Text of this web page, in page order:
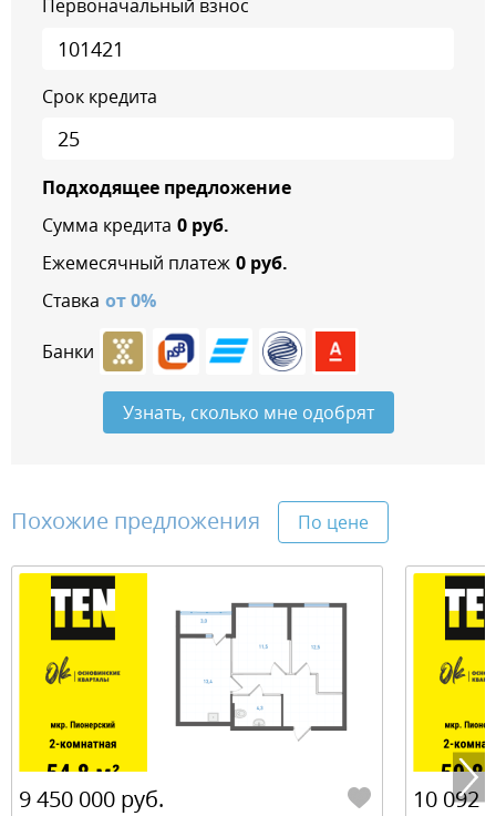
Первоначальный взнос
Срок кредита
Подходящее предложение
Сумма кредита 0руб.
Ежемесячный платеж 0руб.
Ставка от0%
Банки
Узнать, сколько мне одобрят
Похожие предложения По цене
9 450 000 руб. 10 092